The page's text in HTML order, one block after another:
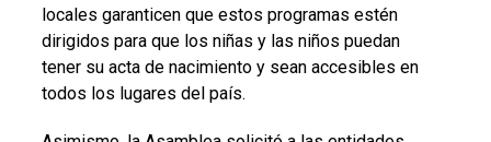
locales garanticen que estos programas estén
dirigidos para que los niñas y las niños puedan
tener su acta de nacimiento y sean accesibles en
todos los lugares del país.